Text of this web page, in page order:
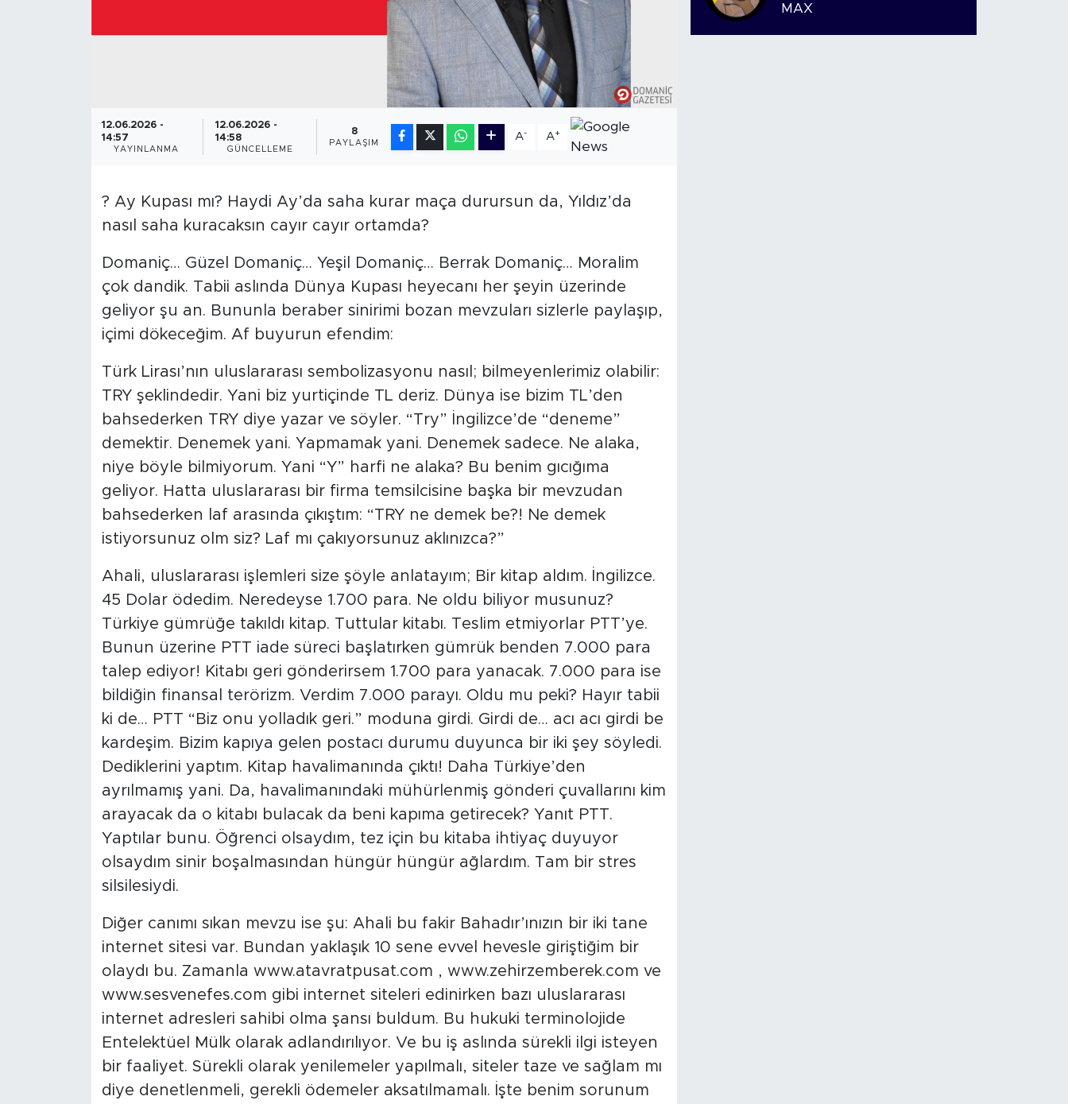
12.06.2026 -
14:57
YAYINLANMA
12.06.2026 -
14:58
GÜNCELLEME
8
PAYLAŞIM
A- A+
? Ay Kupası mı? Haydi Ay’da saha kurar maça durursun da, Yıldız’da
nasıl saha kuracaksın cayır cayır ortamda?
Domaniç… Güzel Domaniç… Yeşil Domaniç… Berrak Domaniç… Moralim
çok dandik. Tabii aslında Dünya Kupası heyecanı her şeyin üzerinde
geliyor şu an. Bununla beraber sinirimi bozan mevzuları sizlerle paylaşıp,
içimi dökeceğim. Af buyurun efendim:
Türk Lirası’nın uluslararası sembolizasyonu nasıl; bilmeyenlerimiz olabilir:
TRY şeklindedir. Yani biz yurtiçinde TL deriz. Dünya ise bizim TL’den
bahsederken TRY diye yazar ve söyler. “Try” İngilizce’de “deneme”
demektir. Denemek yani. Yapmamak yani. Denemek sadece. Ne alaka,
niye böyle bilmiyorum. Yani “Y” harfi ne alaka? Bu benim gıcığıma
geliyor. Hatta uluslararası bir firma temsilcisine başka bir mevzudan
bahsederken laf arasında çıkıştım: “TRY ne demek be?! Ne demek
istiyorsunuz olm siz? Laf mı çakıyorsunuz aklınızca?”
Ahali, uluslararası işlemleri size şöyle anlatayım; Bir kitap aldım. İngilizce.
45 Dolar ödedim. Neredeyse 1.700 para. Ne oldu biliyor musunuz?
Türkiye gümrüğe takıldı kitap. Tuttular kitabı. Teslim etmiyorlar PTT’ye.
Bunun üzerine PTT iade süreci başlatırken gümrük benden 7.000 para
talep ediyor! Kitabı geri gönderirsem 1.700 para yanacak. 7.000 para ise
bildiğin finansal terörizm. Verdim 7.000 parayı. Oldu mu peki? Hayır tabii
ki de… PTT “Biz onu yolladık geri.” moduna girdi. Girdi de… acı acı girdi be
kardeşim. Bizim kapıya gelen postacı durumu duyunca bir iki şey söyledi.
Dediklerini yaptım. Kitap havalimanında çıktı! Daha Türkiye’den
ayrılmamış yani. Da, havalimanındaki mühürlenmiş gönderi çuvallarını kim
arayacak da o kitabı bulacak da beni kapıma getirecek? Yanıt PTT.
Yaptılar bunu. Öğrenci olsaydım, tez için bu kitaba ihtiyaç duyuyor
olsaydım sinir boşalmasından hüngür hüngür ağlardım. Tam bir stres
silsilesiydi.
Diğer canımı sıkan mevzu ise şu: Ahali bu fakir Bahadır’ınızın bir iki tane
internet sitesi var. Bundan yaklaşık 10 sene evvel hevesle giriştiğim bir
olaydı bu. Zamanla www.atavratpusat.com , www.zehirzemberek.com ve
www.sesvenefes.com gibi internet siteleri edinirken bazı uluslararası
internet adresleri sahibi olma şansı buldum. Bu hukuki terminolojide
Entelektüel Mülk olarak adlandırılıyor. Ve bu iş aslında sürekli ilgi isteyen
bir faaliyet. Sürekli olarak yenilemeler yapılmalı, siteler taze ve sağlam mı
diye denetlenmeli, gerekli ödemeler aksatılmamalı. İşte benim sorunum
MAX